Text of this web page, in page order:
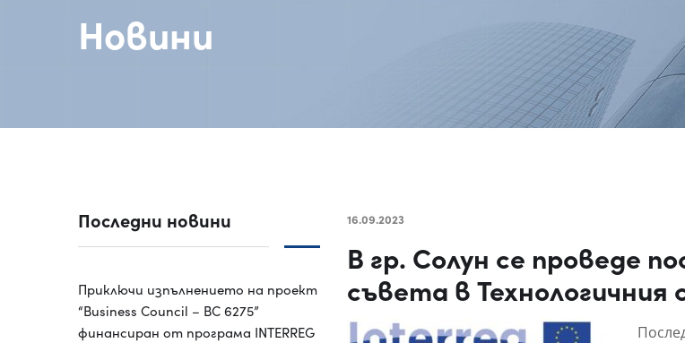
Новини
16.09.2023
В гр. Солун се проведе
съвета в Технологичния
Последни новини
Приключи изпълнението на проект
“Business Council – BC 6275”
финансиран от програма INTERREG